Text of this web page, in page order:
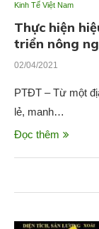
Kinh Tế Việt Nam
Thực hiện
triển nông
02/04/2021
PTĐT – Từ một
lẻ, manh…
Đọc thêm